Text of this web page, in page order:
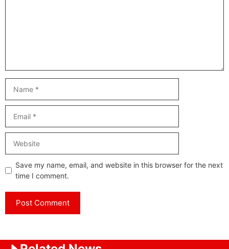
Save my name, email, and website in this browser for the next
time I comment.